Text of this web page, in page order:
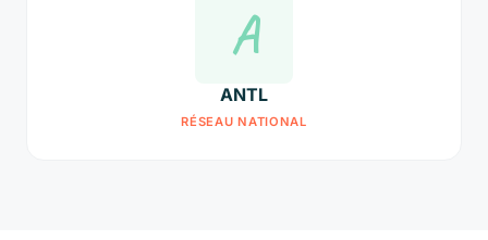
A
ANTL
RÉSEAU NATIONAL